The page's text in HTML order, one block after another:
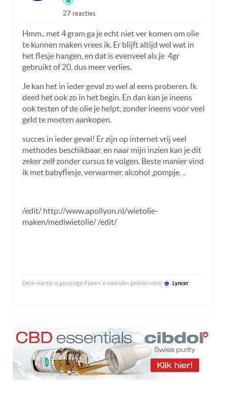
27 reacties
Hmm.. met 4 gram ga je echt niet ver komen om olie
te kunnen maken vrees ik. Er blijft altijd wel wat in
het flesje hangen, en dat is evenveel als je 4gr
gebruikt of 20, dus meer verlies.
Je kan het in ieder geval zo wel al eens proberen. Ik
deed het ook zo in het begin. En dan kan je ineens
ook testen of de olie je helpt, zonder ineens voor veel
geld te moeten aankopen.
succes in ieder geval! Er zijn op internet vrij veel
methodes beschikbaar, en naar mijn inzien kan je dit
zeker zelf zonder cursus te volgen. Beste manier vind
ik met babyflesje, verwarmer, alcohol ,pompje, ..
/edit/ http://www.apollyon.nl/wietolie-
maken/mediwietolie/ /edit/
Deze reactie is gewijzigd 9 jaren, 6 maanden geleden door Lyncer.